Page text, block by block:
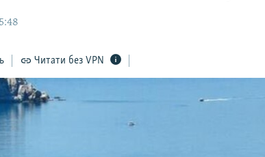
Читати без VPN